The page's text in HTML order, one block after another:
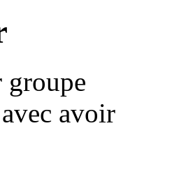
groupe
avoir